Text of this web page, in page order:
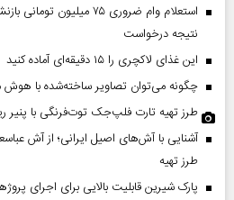
استعلام وام ضروری ۷۵
نتیجه درخواست
این غذای لاکچری را ۱۵ دقیقه‌ای آماده کنید
چگونه می‌توان تصاویر ساخته‌شده با
طرز تهیه تارت فلپ‌جک توت‌فرنگی با پنیر
آشنایی با آش‌های اصیل ایرانی؛ از آش
طرز تهیه
پارک شیرین قابلیت‌ بالایی برای اجرای